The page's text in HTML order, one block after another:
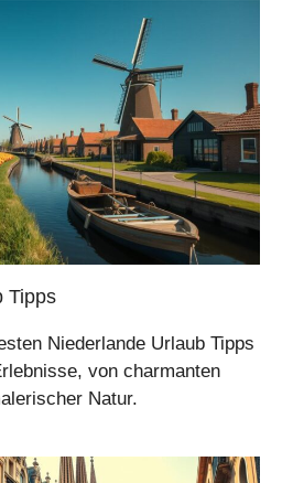
Tipps
Niederlande Urlaub Tipps
von charmanten
Natur.